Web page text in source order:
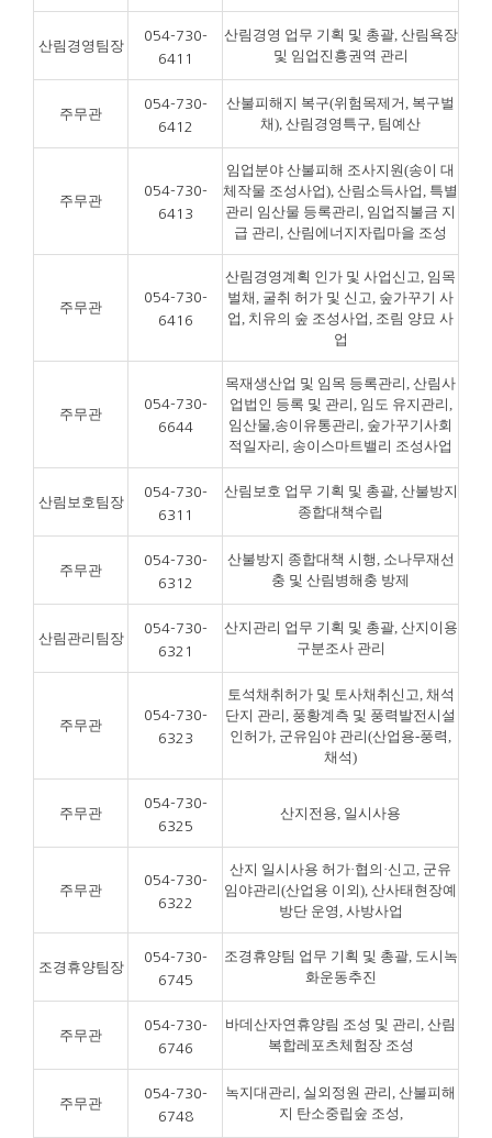
산림경영팀장
054-730-
6411
산림경영 업무 기획 및 총괄, 산림욕장
및 임업진흥권역 관리
주무관
054-730-
6412
산불피해지 복구(위험목제거, 복구벌
채), 산림경영특구, 팀예산
주무관
054-730-
6413
임업분야 산불피해 조사지원(송이 대
체작물 조성사업), 산림소득사업, 특별
관리 임산물 등록관리, 임업직불금 지
급 관리, 산림에너지자립마을 조성
주무관
054-730-
6416
산림경영계획 인가 및 사업신고, 임목
벌채, 굴취 허가 및 신고, 숲가꾸기 사
업, 치유의 숲 조성사업, 조림 양묘 사
업
주무관
054-730-
6644
목재생산업 및 임목 등록관리, 산림사
업법인 등록 및 관리, 임도 유지관리,
임산물,송이유통관리, 숲가꾸기사회
적일자리, 송이스마트밸리 조성사업
산림보호팀장
054-730-
6311
산림보호 업무 기획 및 총괄, 산불방지
종합대책수립
주무관
054-730-
6312
산불방지 종합대책 시행, 소나무재선
충 및 산림병해충 방제
산림관리팀장
054-730-
6321
산지관리 업무 기획 및 총괄, 산지이용
구분조사 관리
주무관
054-730-
6323
토석채취허가 및 토사채취신고, 채석
단지 관리, 풍황계측 및 풍력발전시설
인허가, 군유임야 관리(산업용-풍력,
채석)
주무관
054-730-
6325
산지전용, 일시사용
주무관
054-730-
6322
산지 일시사용 허가·협의·신고, 군유
임야관리(산업용 이외), 산사태현장예
방단 운영, 사방사업
조경휴양팀장
054-730-
6745
조경휴양팀 업무 기획 및 총괄, 도시녹
화운동추진
주무관
054-730-
6746
바데산자연휴양림 조성 및 관리, 산림
복합레포츠체험장 조성
주무관
054-730-
6748
녹지대관리, 실외정원 관리, 산불피해
지 탄소중립숲 조성,